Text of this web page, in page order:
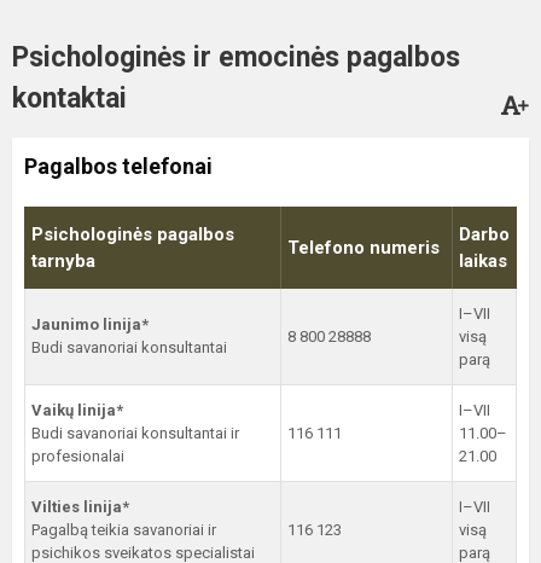
Psichologinės ir emocinės pagalbos
kontaktai
Pagalbos telefonai
Psichologinės pagalbos
tarnyba
Telefono numeris
Darbo
laikas
Jaunimo linija*
Budi savanoriai konsultantai
8 800 28888
I–VII
visą
parą
Vaikų linija*
Budi savanoriai konsultantai ir
profesionalai
116 111
I–VII
11.00–
21.00
Vilties linija*
Pagalbą teikia savanoriai ir
psichikos sveikatos specialistai
116 123
I–VII
visą
parą